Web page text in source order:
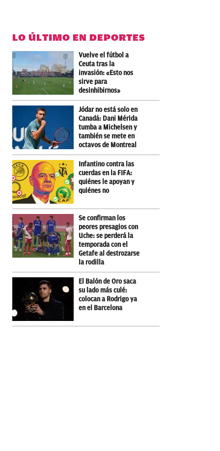
LO ÚLTIMO EN DEPORTES
Vuelve el fútbol a
Ceuta tras la
invasión: «Esto nos
sirve para
desinhibirnos»
Jódar no está solo en
Canadá: Dani Mérida
tumba a Michelsen y
también se mete en
octavos de Montreal
Infantino contra las
cuerdas en la FIFA:
quiénes le apoyan y
quiénes no
Se confirman los
peores presagios con
Uche: se perderá la
temporada con el
Getafe al destrozarse
la rodilla
El Balón de Oro saca
su lado más culé:
colocan a Rodrigo ya
en el Barcelona